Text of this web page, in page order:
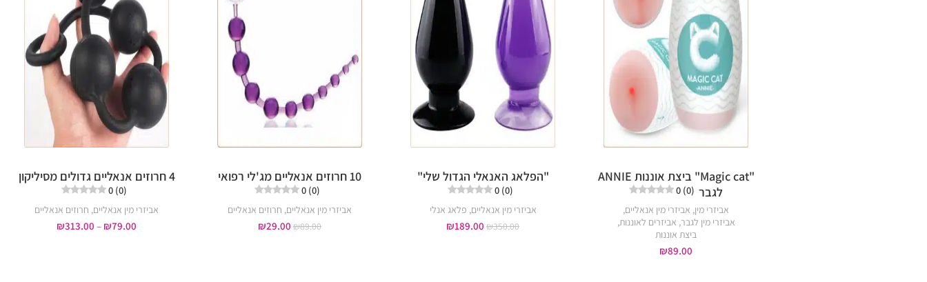
"Magic cat" ביצת אוננות ANNIE
לגבר 0 (0)
אביזרי מין, אביזרי מין אנאליים,
אביזרי מין לגבר, אביזרים לאוננות,
ביצת אוננות
₪89.00
"הפלאג האנאלי הגדול שלי"
0 (0)
אביזרי מין אנאליים, פלאג אנלי
₪350.00
₪189.00
10 חרוזים אנאליים מג'לי רפואי
0 (0)
אביזרי מין אנאליים, חרוזים אנאליים
₪89.00
₪29.00
4 חרוזים אנאליים גדולים מסיליקון
0 (0)
אביזרי מין אנאליים, חרוזים אנאליים
₪79.00
–
₪313.00